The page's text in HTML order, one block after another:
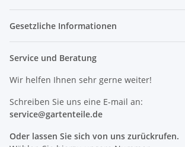
Gesetzliche Informationen
Service und Beratung
Wir helfen Ihnen sehr gerne weiter!
Schreiben Sie uns eine E-mail an:
service@gartenteile.de
Oder lassen Sie sich von uns zurückrufen.